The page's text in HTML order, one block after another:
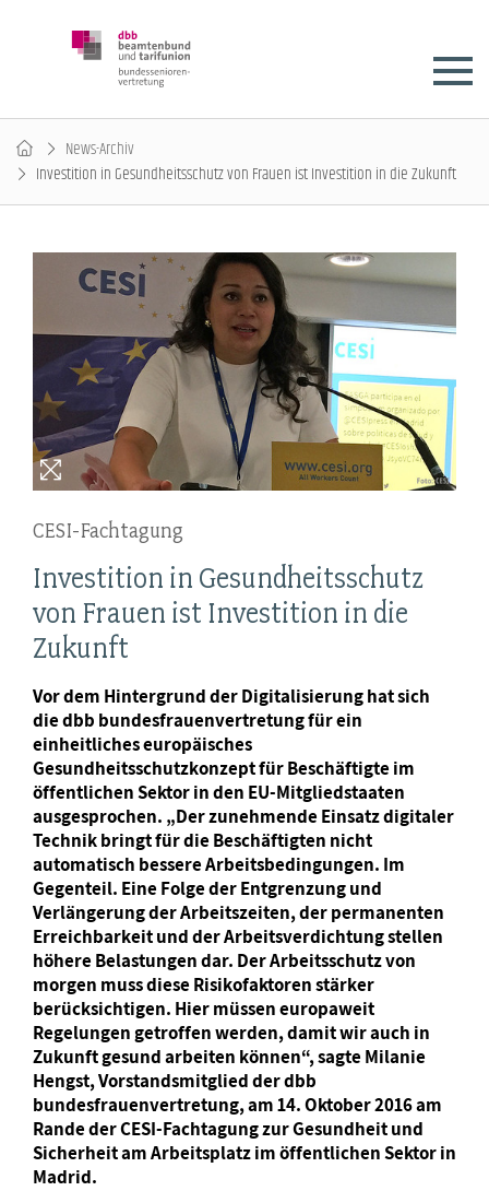
News-Archiv
Investition in Gesundheitsschutz von Frauen ist Investition in die Zukunft
CESI-Fachtagung
Investition in Gesundheitsschutz
von Frauen ist Investition in die
Zukunft
Vor dem Hintergrund der Digitalisierung hat sich
die dbb bundesfrauenvertretung für ein
einheitliches europäisches
Gesundheitsschutzkonzept für Beschäftigte im
öffentlichen Sektor in den EU-Mitgliedstaaten
ausgesprochen. „Der zunehmende Einsatz digitaler
Technik bringt für die Beschäftigten nicht
automatisch bessere Arbeitsbedingungen. Im
Gegenteil. Eine Folge der Entgrenzung und
Verlängerung der Arbeitszeiten, der permanenten
Erreichbarkeit und der Arbeitsverdichtung stellen
höhere Belastungen dar. Der Arbeitsschutz von
morgen muss diese Risikofaktoren stärker
berücksichtigen. Hier müssen europaweit
Regelungen getroffen werden, damit wir auch in
Zukunft gesund arbeiten können“, sagte Milanie
Hengst, Vorstandsmitglied der dbb
bundesfrauenvertretung, am 14. Oktober 2016 am
Rande der CESI-Fachtagung zur Gesundheit und
Sicherheit am Arbeitsplatz im öffentlichen Sektor in
Madrid.